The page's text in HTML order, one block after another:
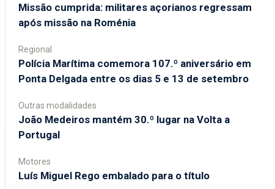
Missão cumprida: militares açorianos regressam
após missão na Roménia
Regional
Polícia Marítima comemora 107.º aniversário em
Ponta Delgada entre os dias 5 e 13 de setembro
Outras modalidades
João Medeiros mantém 30.º lugar na Volta a
Portugal
Motores
Luís Miguel Rego embalado para o título